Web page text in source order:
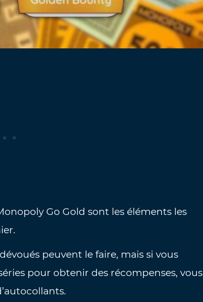
Go Gold sont les éléments les
peuvent le faire, mais si vous
pour obtenir des récompenses, vous